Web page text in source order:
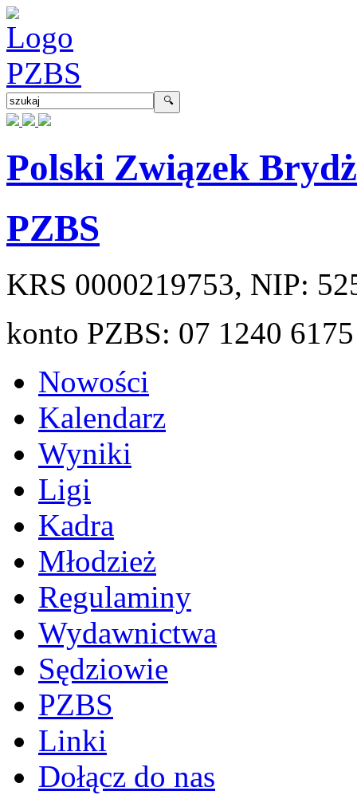
Polski Związek
PZBS
KRS 0000219753, NIP:
konto PZBS: 07 1240
Nowości
Kalendarz
Wyniki
Ligi
Kadra
Młodzież
Regulaminy
Wydawnictwa
Sędziowie
PZBS
Linki
Dołącz do nas